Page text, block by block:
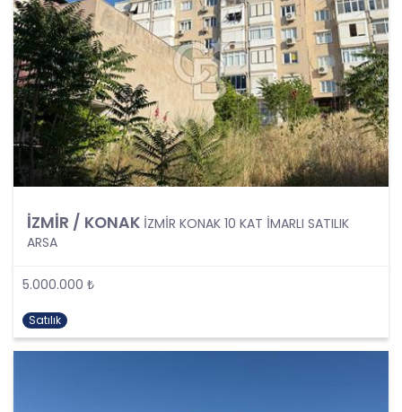
kişisel verilerin işlenmesi, üçüncü kişilere ve
yurtdışına aktarılması konusunda KVK Kanunu’nda
öngörülen özel hükümler de dikkate alınarak
kişisel veri işleme faaliyetleri yerine getirilecek;
yukarıda belirtilen hususların yanında bu
durumlarda kanunun aradığı özel gereklilikler de
yerine getirilerek kişisel veri işleme faaliyetleri
gerçekleştirilecektir.
KİŞİSEL VERİLERİN İŞLENME
ŞARTLARI
1. Kişisel Verilerin Tespiti ve İşlenmesi
belirlenebilir gerçek kişiye ilişkin her türlü bilgi”
olarak tanımlanmıştır. Kişisel veri kavramı sadece
ad, soyad, doğum yeri, doğum tarihi gibi kişilerin
tanınmasını ve teşhisini sağlayan bilgilerden
İZMİR / KONAK İZMİR KONAK 10 KAT İMARLI SATILIK
ARSA
5.000.000 ₺
Satılık